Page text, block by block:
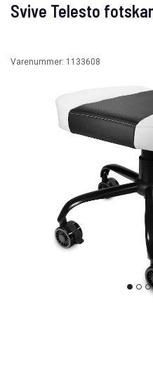
Svive Telesto
Varenummer: 1133608